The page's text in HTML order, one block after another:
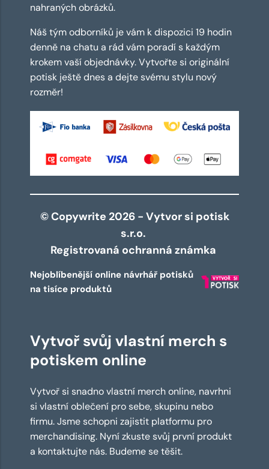
nahraných obrázků.
Náš tým odborníků je vám k dispozici 19 hodin
denně na chatu a rád vám poradí s každým
krokem vaší objednávky. Vytvořte si originální
potisk ještě dnes a dejte svému stylu nový
rozměr!
© Copywrite 2026 - Vytvor si potisk
s.r.o.
Registrovaná ochranná známka
Nejoblíbenější online návrhář potisků
na tisíce produktů
Vytvoř svůj vlastní merch s
potiskem online
Vytvoř si snadno vlastní merch online, navrhni
si vlastní oblečení pro sebe, skupinu nebo
firmu. Jsme schopni zajistit platformu pro
merchandising. Nyní zkuste svůj první produkt
a kontaktujte nás. Budeme se těšit.